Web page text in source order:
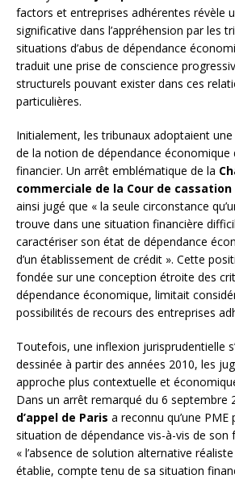
factors et entreprises adhérentes révèle
significative dans l’appréhension par les
situations d’abus de dépendance
traduit une prise de conscience
structurels pouvant exister dans ces
particulières.
Initialement, les tribunaux adoptaient
de la notion de dépendance économique
financier. Un arrêt emblématique de la
commerciale de la Cour de cassation
ainsi jugé que « la seule circonstance
trouve dans une situation financière
caractériser son état de dépendance
d’un établissement de crédit ». Cette
fondée sur une conception étroite des
dépendance économique, limitait
possibilités de recours des entreprises
Toutefois, une inflexion jurisprudentielle
dessinée à partir des années 2010, les
approche plus contextuelle et
Dans un arrêt remarqué du 6 septembre
d’appel de Paris a reconnu qu’une
situation de dépendance vis-à-vis de son
« l’absence de solution alternative
établie, compte tenu de sa situation